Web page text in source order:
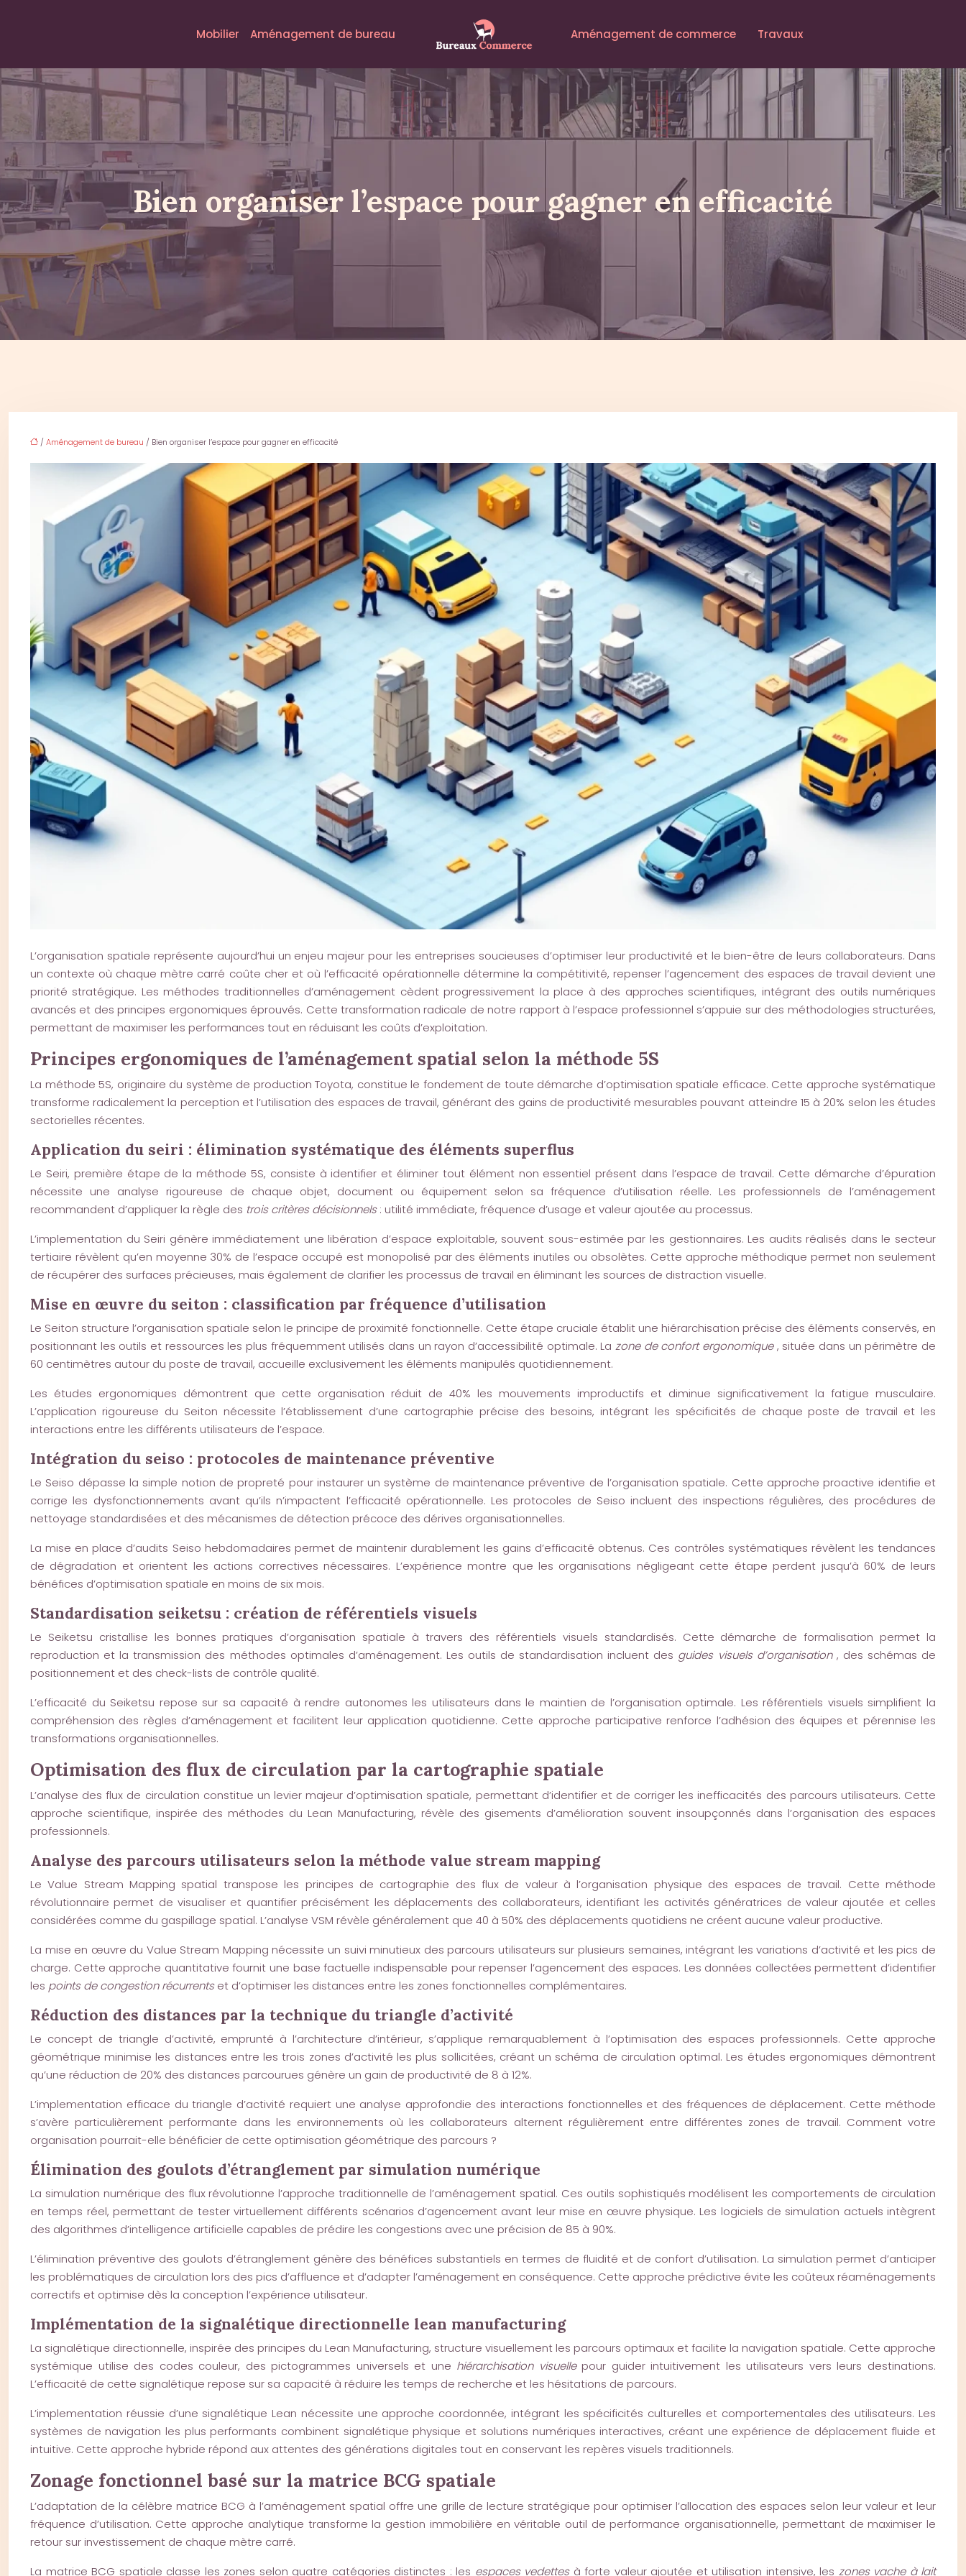
Aménagement de bureau
Mobilier Aménagement de commerce Travaux
Bien organiser l’espace pour gagner en efficacité
/Aménagement de bureau / Bien organiser l’espace pour gagner en efficacité
L’organisation spatiale représente aujourd’hui un enjeu majeur pour les entreprises soucieuses d’optimiser leur productivité et le bien-être de leurs collaborateurs. Dans
un contexte où chaque mètre carré coûte cher et où l’efficacité opérationnelle détermine la compétitivité, repenser l’agencement des espaces de travail devient une
priorité stratégique. Les méthodes traditionnelles d’aménagement cèdent progressivement la place à des approches scientifiques, intégrant des outils numériques
avancés et des principes ergonomiques éprouvés. Cette transformation radicale de notre rapport à l’espace professionnel s’appuie sur des méthodologies structurées,
permettant de maximiser les performances tout en réduisant les coûts d’exploitation.
Principes ergonomiques de l’aménagement spatial selon la méthode 5S
La méthode 5S, originaire du système de production Toyota, constitue le fondement de toute démarche d’optimisation spatiale efficace. Cette approche systématique
transforme radicalement la perception et l’utilisation des espaces de travail, générant des gains de productivité mesurables pouvant atteindre 15 à 20% selon les études
sectorielles récentes.
Application du seiri : élimination systématique des éléments superflus
Le Seiri, première étape de la méthode 5S, consiste à identifier et éliminer tout élément non essentiel présent dans l’espace de travail. Cette démarche d’épuration
nécessite une analyse rigoureuse de chaque objet, document ou équipement selon sa fréquence d’utilisation réelle. Les professionnels de l’aménagement
recommandent d’appliquer la règle des trois critères décisionnels: utilité immédiate, fréquence d’usage et valeur ajoutée au processus.
L’implementation du Seiri génère immédiatement une libération d’espace exploitable, souvent sous-estimée par les gestionnaires. Les audits réalisés dans le secteur
tertiaire révèlent qu’en moyenne 30% de l’espace occupé est monopolisé par des éléments inutiles ou obsolètes. Cette approche méthodique permet non seulement
de récupérer des surfaces précieuses, mais également de clarifier les processus de travail en éliminant les sources de distraction visuelle.
Mise en œuvre du seiton : classification par fréquence d’utilisation
Le Seiton structure l’organisation spatiale selon le principe de proximité fonctionnelle. Cette étape cruciale établit une hiérarchisation précise des éléments conservés, en
positionnant les outils et ressources les plus fréquemment utilisés dans un rayon d’accessibilité optimale. La zone de confort ergonomique, située dans un périmètre de
60 centimètres autour du poste de travail, accueille exclusivement les éléments manipulés quotidiennement.
Les études ergonomiques démontrent que cette organisation réduit de 40% les mouvements improductifs et diminue significativement la fatigue musculaire.
L’application rigoureuse du Seiton nécessite l’établissement d’une cartographie précise des besoins, intégrant les spécificités de chaque poste de travail et les
interactions entre les différents utilisateurs de l’espace.
Intégration du seiso : protocoles de maintenance préventive
Le Seiso dépasse la simple notion de propreté pour instaurer un système de maintenance préventive de l’organisation spatiale. Cette approche proactive identifie et
corrige les dysfonctionnements avant qu’ils n’impactent l’efficacité opérationnelle. Les protocoles de Seiso incluent des inspections régulières, des procédures de
nettoyage standardisées et des mécanismes de détection précoce des dérives organisationnelles.
La mise en place d’audits Seiso hebdomadaires permet de maintenir durablement les gains d’efficacité obtenus. Ces contrôles systématiques révèlent les tendances
de dégradation et orientent les actions correctives nécessaires. L’expérience montre que les organisations négligeant cette étape perdent jusqu’à 60% de leurs
bénéfices d’optimisation spatiale en moins de six mois.
Standardisation seiketsu : création de référentiels visuels
Le Seiketsu cristallise les bonnes pratiques d’organisation spatiale à travers des référentiels visuels standardisés. Cette démarche de formalisation permet la
reproduction et la transmission des méthodes optimales d’aménagement. Les outils de standardisation incluent des guides visuels d’organisation , des schémas de
positionnement et des check-lists de contrôle qualité.
L’efficacité du Seiketsu repose sur sa capacité à rendre autonomes les utilisateurs dans le maintien de l’organisation optimale. Les référentiels visuels simplifient la
compréhension des règles d’aménagement et facilitent leur application quotidienne. Cette approche participative renforce l’adhésion des équipes et pérennise les
transformations organisationnelles.
Optimisation des flux de circulation par la cartographie spatiale
L’analyse des flux de circulation constitue un levier majeur d’optimisation spatiale, permettant d’identifier et de corriger les inefficacités des parcours utilisateurs. Cette
approche scientifique, inspirée des méthodes du Lean Manufacturing, révèle des gisements d’amélioration souvent insoupçonnés dans l’organisation des espaces
professionnels.
Analyse des parcours utilisateurs selon la méthode value stream mapping
Le Value Stream Mapping spatial transpose les principes de cartographie des flux de valeur à l’organisation physique des espaces de travail. Cette méthode
révolutionnaire permet de visualiser et quantifier précisément les déplacements des collaborateurs, identifiant les activités génératrices de valeur ajoutée et celles
considérées comme du gaspillage spatial. L’analyse VSM révèle généralement que 40 à 50% des déplacements quotidiens ne créent aucune valeur productive.
La mise en œuvre du Value Stream Mapping nécessite un suivi minutieux des parcours utilisateurs sur plusieurs semaines, intégrant les variations d’activité et les pics de
charge. Cette approche quantitative fournit une base factuelle indispensable pour repenser l’agencement des espaces. Les données collectées permettent d’identifier
les points de congestion récurrentset d’optimiser les distances entre les zones fonctionnelles complémentaires.
Réduction des distances par la technique du triangle d’activité
Le concept de triangle d’activité, emprunté à l’architecture d’intérieur, s’applique remarquablement à l’optimisation des espaces professionnels. Cette approche
géométrique minimise les distances entre les trois zones d’activité les plus sollicitées, créant un schéma de circulation optimal. Les études ergonomiques démontrent
qu’une réduction de 20% des distances parcourues génère un gain de productivité de 8 à 12%.
L’implementation efficace du triangle d’activité requiert une analyse approfondie des interactions fonctionnelles et des fréquences de déplacement. Cette méthode
s’avère particulièrement performante dans les environnements où les collaborateurs alternent régulièrement entre différentes zones de travail. Comment votre
organisation pourrait-elle bénéficier de cette optimisation géométrique des parcours ?
Élimination des goulots d’étranglement par simulation numérique
La simulation numérique des flux révolutionne l’approche traditionnelle de l’aménagement spatial. Ces outils sophistiqués modélisent les comportements de circulation
en temps réel, permettant de tester virtuellement différents scénarios d’agencement avant leur mise en œuvre physique. Les logiciels de simulation actuels intègrent
des algorithmes d’intelligence artificielle capables de prédire les congestions avec une précision de 85 à 90%.
L’élimination préventive des goulots d’étranglement génère des bénéfices substantiels en termes de fluidité et de confort d’utilisation. La simulation permet d’anticiper
les problématiques de circulation lors des pics d’affluence et d’adapter l’aménagement en conséquence. Cette approche prédictive évite les coûteux réaménagements
correctifs et optimise dès la conception l’expérience utilisateur.
Implémentation de la signalétique directionnelle lean manufacturing
La signalétique directionnelle, inspirée des principes du Lean Manufacturing, structure visuellement les parcours optimaux et facilite la navigation spatiale. Cette approche
systémique utilise des codes couleur, des pictogrammes universels et une hiérarchisation visuelle pour guider intuitivement les utilisateurs vers leurs destinations.
L’efficacité de cette signalétique repose sur sa capacité à réduire les temps de recherche et les hésitations de parcours.
L’implementation réussie d’une signalétique Lean nécessite une approche coordonnée, intégrant les spécificités culturelles et comportementales des utilisateurs. Les
systèmes de navigation les plus performants combinent signalétique physique et solutions numériques interactives, créant une expérience de déplacement fluide et
intuitive. Cette approche hybride répond aux attentes des générations digitales tout en conservant les repères visuels traditionnels.
Zonage fonctionnel basé sur la matrice BCG spatiale
L’adaptation de la célèbre matrice BCG à l’aménagement spatial offre une grille de lecture stratégique pour optimiser l’allocation des espaces selon leur valeur et leur
fréquence d’utilisation. Cette approche analytique transforme la gestion immobilière en véritable outil de performance organisationnelle, permettant de maximiser le
retour sur investissement de chaque mètre carré.
La matrice BCG spatiale classe les zones selon quatre catégories distinctes : les espaces vedettes à forte valeur ajoutée et utilisation intensive, les zones vache à lait